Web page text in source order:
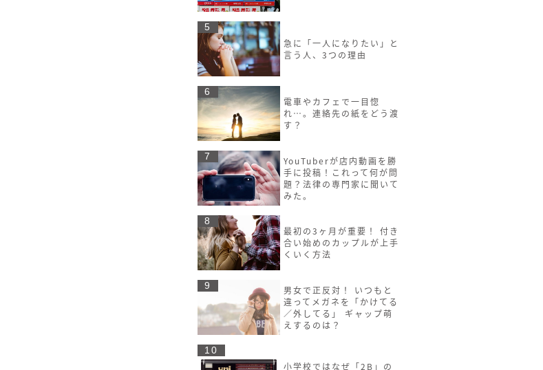
5
急に「一人になりたい」と
言う人、3つの理由
6
電車やカフェで一目惚
れ…。連絡先の紙をどう渡
す？
7
YouTuberが店内動画を勝
手に投稿！これって何が問
題？法律の専門家に聞いて
みた。
8
最初の3ヶ月が重要！ 付き
合い始めのカップルが上手
くいく方法
9
男女で正反対！ いつもと
違ってメガネを「かけてる
／外してる」 ギャップ萌
えするのは？
10
小学校ではなぜ「2B」の